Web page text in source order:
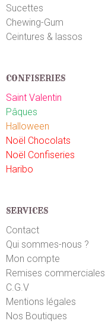
Sucettes
Chewing-Gum
Ceintures & lassos
CONFISERIES
Saint Valentin
Pâques
Halloween
Noël Chocolats
Noël Confiseries
Haribo
SERVICES
Contact
Qui sommes-nous ?
Mon compte
Remises commerciales
C.G.V
Mentions légales
Nos Boutiques